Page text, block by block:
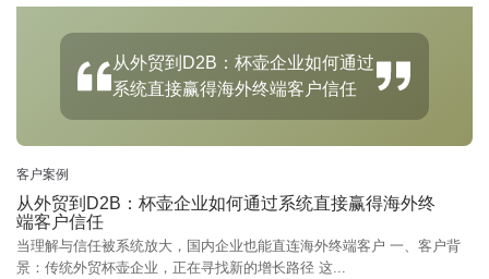
从外贸到D2B：杯壶企业如何通过
系统直接赢得海外终端客户信任
客户案例
从外贸到D2B：杯壶企业如何通过系统直接赢得海外终
端客户信任
当理解与信任被系统放大，国内企业也能直连海外终端客户 一、客户背
景：传统外贸杯壶企业，正在寻找新的增长路径 这...